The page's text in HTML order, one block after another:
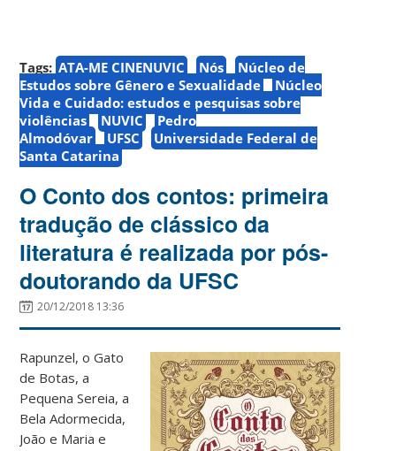
Tags: ATA-ME CINENUVIC Nós
Núcleo de
Estudos sobre Gênero e Sexualidade
Núcleo
Vida e Cuidado: estudos e pesquisas sobre
violências
NUVIC
Pedro
Almodóvar
UFSC
Universidade Federal de
Santa Catarina
O Conto dos contos: primeira
tradução de clássico da
literatura é realizada por pós-
doutorando da UFSC
20/12/2018 13:36
Rapunzel, o Gato
de Botas, a
Pequena Sereia, a
Bela Adormecida,
João e Maria e